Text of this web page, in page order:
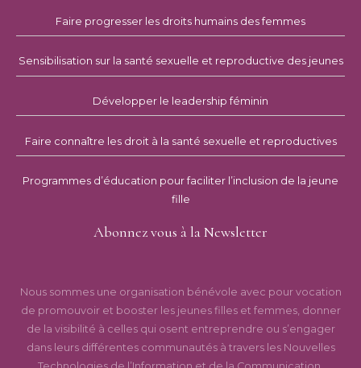
Faire progresser les droits humains des femmes
Sensibilisation sur la santé sexuelle et reproductive des jeunes
Développer le leadership féminin
Faire connaître les droit à la santé sexuelle et reproductives
Programmes d’éducation pour faciliter l’inclusion de la jeune
fille
Abonnez vous à la Newsletter
Nous sommes une organisation bénévole avec pour vocation
de promouvoir et booster les jeunes filles et femmes, donner
de la visibilité à celles qui osent entreprendre ou s’engager
dans leurs différentes communautés à travers les Nouvelles